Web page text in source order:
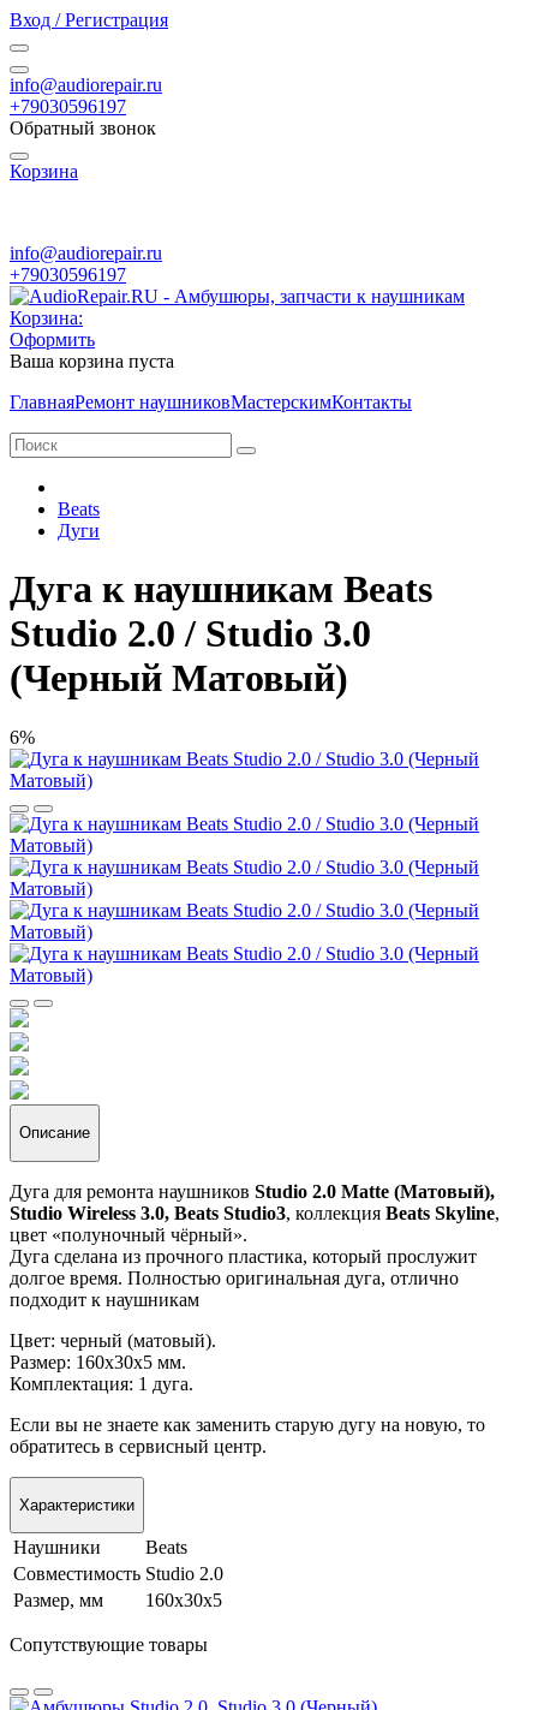
Вход / Регистрация
info@audiorepair.ru
+79030596197
Обратный звонок
Корзина
info@audiorepair.ru
+79030596197
Корзина:
Оформить
Ваша корзина пуста
ГлавнаяРемонт наушниковМастерскимКонтакты
Beats
Дуги
Дуга к наушникам Beats
Studio 2.0 / Studio 3.0
(Черный Матовый)
6%
Описание
Дуга для ремонта наушников Studio 2.0 Matte (Матовый),
Studio Wireless 3.0, Beats Studio3, коллекция Beats Skyline,
цвет «полуночный чёрный».
Дуга сделана из прочного пластика, который прослужит
долгое время. Полностью оригинальная дуга, отлично
подходит к наушникам
Цвет: черный (матовый).
Размер: 160х30х5 мм.
Комплектация: 1 дуга.
Если вы не знаете как заменить старую дугу на новую, то
обратитесь в сервисный центр.
Характеристики
Наушники
Beats
Совместимость Studio 2.0
Размер, мм
160х30х5
Сопутствующие товары